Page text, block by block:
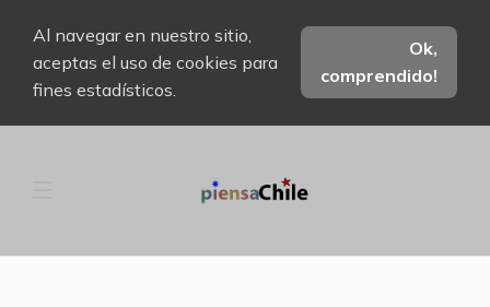
Al navegar en nuestro sitio,
aceptas el uso de cookies para
fines estadísticos.
Ok,
comprendido!